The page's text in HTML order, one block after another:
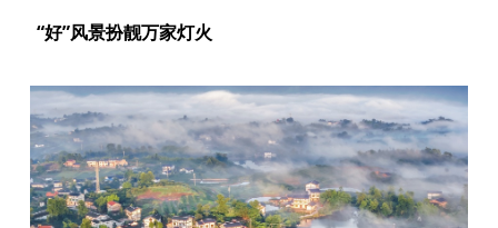
“好”风景扮靓万家灯火